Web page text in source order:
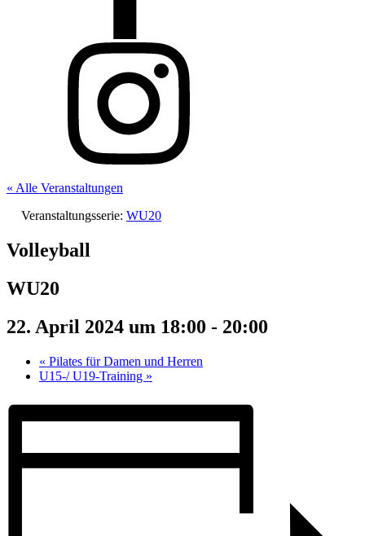
« Alle Veranstaltungen
Veranstaltungsserie: WU20
Volleyball
WU20
22. April 2024 um 18:00 - 20:00
« Pilates für Damen und Herren
U15-/ U19-Training »